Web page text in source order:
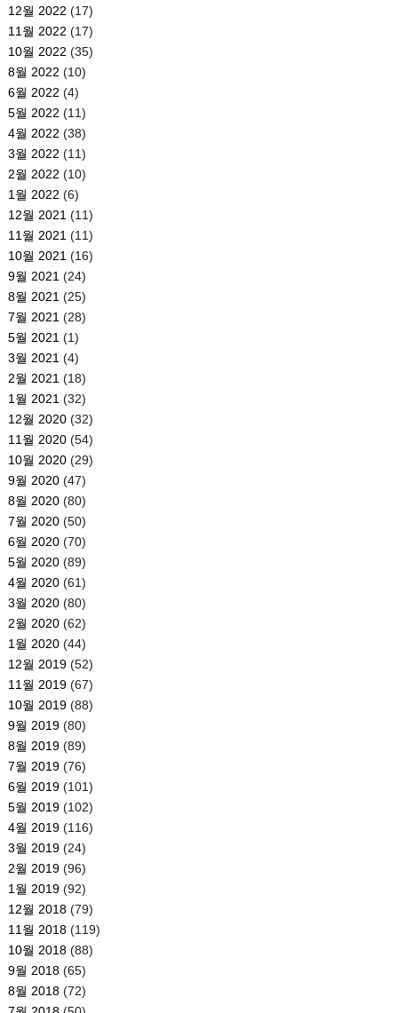
12월 2022 (17)
11월 2022 (17)
10월 2022 (35)
8월 2022 (10)
6월 2022 (4)
5월 2022 (11)
4월 2022 (38)
3월 2022 (11)
2월 2022 (10)
1월 2022 (6)
12월 2021 (11)
11월 2021 (11)
10월 2021 (16)
9월 2021 (24)
8월 2021 (25)
7월 2021 (28)
5월 2021 (1)
3월 2021 (4)
2월 2021 (18)
1월 2021 (32)
12월 2020(32)
11월 2020(54)
10월 2020(29)
9월 2020(47)
8월 2020(80)
7월 2020(50)
6월 2020(70)
5월 2020(89)
4월 2020(61)
3월 2020(80)
2월 2020(62)
1월 2020(44)
12월 2019(52)
11월 2019(67)
10월 2019(88)
9월 2019(80)
8월 2019(89)
7월 2019(76)
6월 2019(101)
5월 2019(102)
4월 2019(116)
3월 2019(24)
2월 2019(96)
1월 2019(92)
12월 2018(79)
11월 2018(119)
10월 2018(88)
9월 2018(65)
8월 2018(72)